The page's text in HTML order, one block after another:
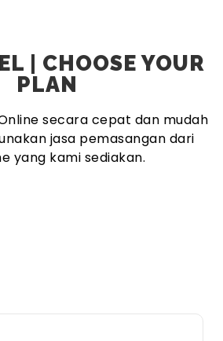
| CHOOSE YOUR
PLAN
secara cepat dan mudah
jasa pemasangan dari
yang kami sediakan.